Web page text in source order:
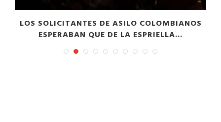
LOS SOLICITANTES DE ASILO COLOMBIANOS
ESPERABAN QUE DE LA ESPRIELLA...